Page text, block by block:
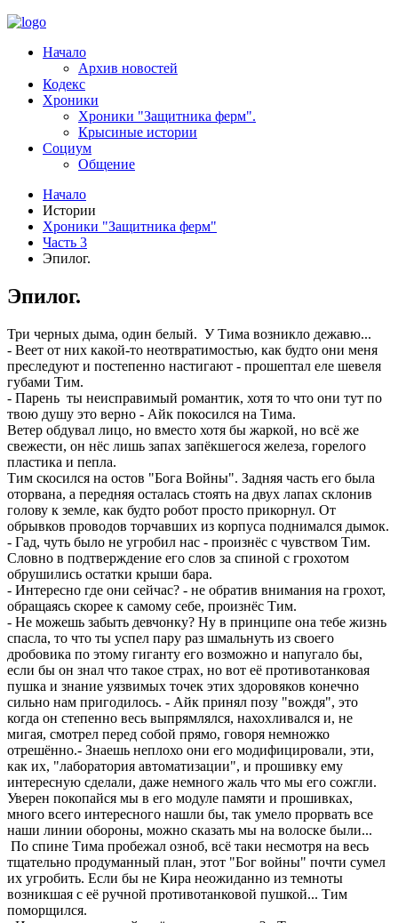
Начало
Архив новостей
Кодекс
Хроники
Хроники "Защитника ферм".
Крысиные истории
Социум
Общение
Начало
Истории
Хроники "Защитника ферм"
Часть 3
Эпилог.
Эпилог.
Три черных дыма, один белый. У Тима возникло дежавю...
- Веет от них какой-то неотвратимостью, как будто они меня
преследуют и постепенно настигают - прошептал еле шевеля
губами Тим.
- Парень ты неисправимый романтик, хотя то что они тут по
твою душу это верно - Айк покосился на Тима.
Ветер обдувал лицо, но вместо хотя бы жаркой, но всё же
свежести, он нёс лишь запах запёкшегося железа, горелого
пластика и пепла.
Тим скосился на остов "Бога Войны". Задняя часть его была
оторвана, а передняя осталась стоять на двух лапах склонив
голову к земле, как будто робот просто прикорнул. От
обрывков проводов торчавших из корпуса поднимался дымок.
- Гад, чуть было не угробил нас - произнёс с чувством Тим.
Словно в подтверждение его слов за спиной с грохотом
обрушились остатки крыши бара.
- Интересно где они сейчас? - не обратив внимания на грохот,
обращаясь скорее к самому себе, произнёс Тим.
- Не можешь забыть девчонку? Ну в принципе она тебе жизнь
спасла, то что ты успел пару раз шмальнуть из своего
дробовика по этому гиганту его возможно и напугало бы,
если бы он знал что такое страх, но вот её противотанковая
пушка и знание уязвимых точек этих здоровяков конечно
сильно нам пригодилось. - Айк принял позу "вождя", это
когда он степенно весь выпрямлялся, нахохливался и, не
мигая, смотрел перед собой прямо, говоря немножко
отрешённо.- Знаешь неплохо они его модифицировали, эти,
как их, "лаборатория автоматизации", и прошивку ему
интересную сделали, даже немного жаль что мы его сожгли.
Уверен покопайся мы в его модуле памяти и прошивках,
много всего интересного нашли бы, так умело прорвать все
наши линии обороны, можно сказать мы на волоске были...
По спине Тима пробежал озноб, всё таки несмотря на весь
тщательно продуманный план, этот "Бог войны" почти сумел
их угробить. Если бы не Кира неожиданно из темноты
возникшая с её ручной противотанковой пушкой... Тим
поморщился.